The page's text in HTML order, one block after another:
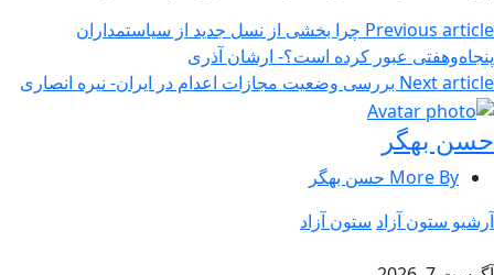
Previous article چرا بخشی از نسل جدید از سیاستمداران
پنجاه‌وهفتی عبور کرده است؟- ارشان آذری
Next article بررسی وضعیت مجازات اعدام در ایران- نیره انصاری
حسن بهگر
More By حسن بهگر
آرشیو ستون آزاد ستون آزاد